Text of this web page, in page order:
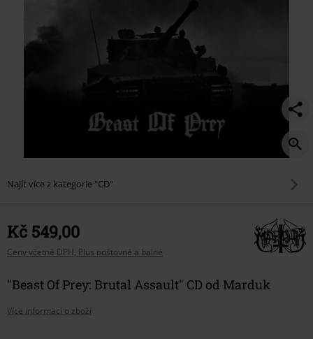
Najít více z kategorie "CD"
Kč 549,00
Ceny včetně DPH, Plus poštovné a balné
"Beast Of Prey: Brutal Assault" CD od Marduk
Více informací o zboží